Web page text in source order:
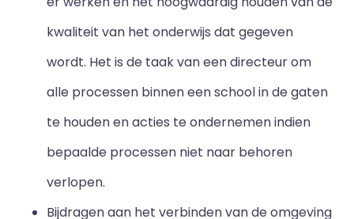
kwaliteit van het onderwijs dat gegeven
wordt. Het is de taak van een directeur om
alle processen binnen een school in de gaten
te houden en acties te ondernemen indien
bepaalde processen niet naar behoren
verlopen.
Bijdragen aan het verbinden van de omgeving